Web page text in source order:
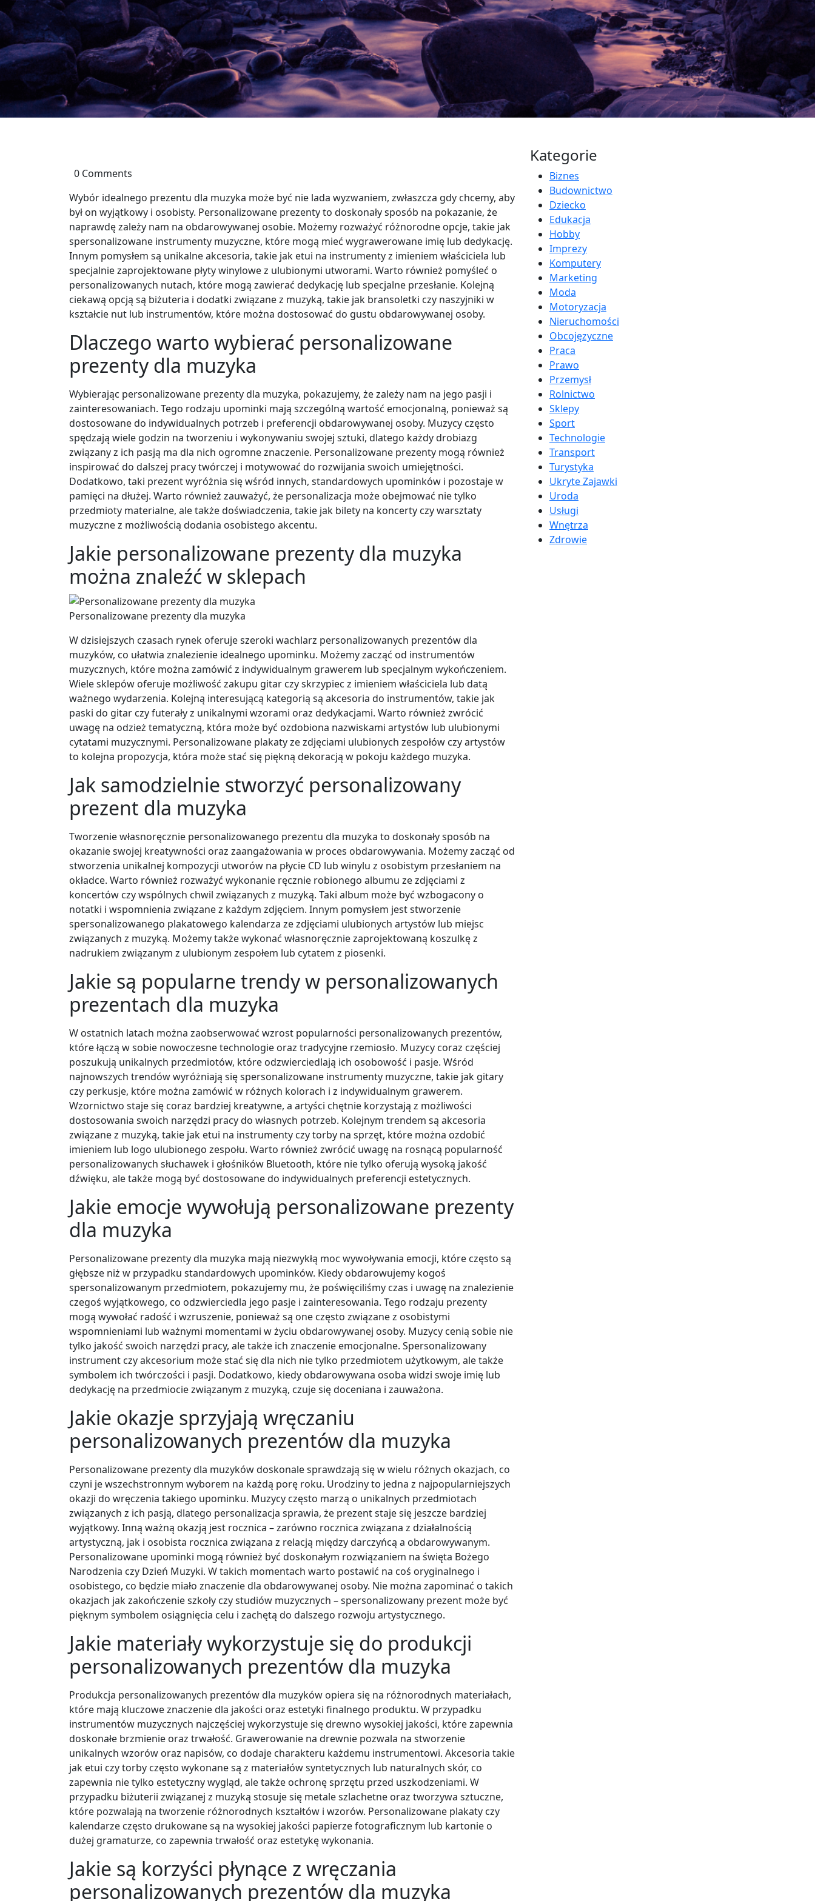
0 Comments
Wybór idealnego prezentu dla muzyka może być nie lada wyzwaniem, zwłaszcza gdy chcemy, aby
był on wyjątkowy i osobisty. Personalizowane prezenty to doskonały sposób na pokazanie, że
naprawdę zależy nam na obdarowywanej osobie. Możemy rozważyć różnorodne opcje, takie jak
spersonalizowane instrumenty muzyczne, które mogą mieć wygrawerowane imię lub dedykację.
Innym pomysłem są unikalne akcesoria, takie jak etui na instrumenty z imieniem właściciela lub
specjalnie zaprojektowane płyty winylowe z ulubionymi utworami. Warto również pomyśleć o
personalizowanych nutach, które mogą zawierać dedykację lub specjalne przesłanie. Kolejną
ciekawą opcją są biżuteria i dodatki związane z muzyką, takie jak bransoletki czy naszyjniki w
kształcie nut lub instrumentów, które można dostosować do gustu obdarowywanej osoby.
Dlaczego warto wybierać personalizowane
prezenty dla muzyka
Wybierając personalizowane prezenty dla muzyka, pokazujemy, że zależy nam na jego pasji i
zainteresowaniach. Tego rodzaju upominki mają szczególną wartość emocjonalną, ponieważ są
dostosowane do indywidualnych potrzeb i preferencji obdarowywanej osoby. Muzycy często
spędzają wiele godzin na tworzeniu i wykonywaniu swojej sztuki, dlatego każdy drobiazg
związany z ich pasją ma dla nich ogromne znaczenie. Personalizowane prezenty mogą również
inspirować do dalszej pracy twórczej i motywować do rozwijania swoich umiejętności.
Dodatkowo, taki prezent wyróżnia się wśród innych, standardowych upominków i pozostaje w
pamięci na dłużej. Warto również zauważyć, że personalizacja może obejmować nie tylko
przedmioty materialne, ale także doświadczenia, takie jak bilety na koncerty czy warsztaty
muzyczne z możliwością dodania osobistego akcentu.
Jakie personalizowane prezenty dla muzyka
można znaleźć w sklepach
Personalizowane prezenty dla muzyka
W dzisiejszych czasach rynek oferuje szeroki wachlarz personalizowanych prezentów dla
muzyków, co ułatwia znalezienie idealnego upominku. Możemy zacząć od instrumentów
muzycznych, które można zamówić z indywidualnym grawerem lub specjalnym wykończeniem.
Wiele sklepów oferuje możliwość zakupu gitar czy skrzypiec z imieniem właściciela lub datą
ważnego wydarzenia. Kolejną interesującą kategorią są akcesoria do instrumentów, takie jak
paski do gitar czy futerały z unikalnymi wzorami oraz dedykacjami. Warto również zwrócić
uwagę na odzież tematyczną, która może być ozdobiona nazwiskami artystów lub ulubionymi
cytatami muzycznymi. Personalizowane plakaty ze zdjęciami ulubionych zespołów czy artystów
to kolejna propozycja, która może stać się piękną dekoracją w pokoju każdego muzyka.
Jak samodzielnie stworzyć personalizowany
prezent dla muzyka
Tworzenie własnoręcznie personalizowanego prezentu dla muzyka to doskonały sposób na
okazanie swojej kreatywności oraz zaangażowania w proces obdarowywania. Możemy zacząć od
stworzenia unikalnej kompozycji utworów na płycie CD lub winylu z osobistym przesłaniem na
okładce. Warto również rozważyć wykonanie ręcznie robionego albumu ze zdjęciami z
koncertów czy wspólnych chwil związanych z muzyką. Taki album może być wzbogacony o
notatki i wspomnienia związane z każdym zdjęciem. Innym pomysłem jest stworzenie
spersonalizowanego plakatowego kalendarza ze zdjęciami ulubionych artystów lub miejsc
związanych z muzyką. Możemy także wykonać własnoręcznie zaprojektowaną koszulkę z
nadrukiem związanym z ulubionym zespołem lub cytatem z piosenki.
Jakie są popularne trendy w personalizowanych
prezentach dla muzyka
W ostatnich latach można zaobserwować wzrost popularności personalizowanych prezentów,
które łączą w sobie nowoczesne technologie oraz tradycyjne rzemiosło. Muzycy coraz częściej
poszukują unikalnych przedmiotów, które odzwierciedlają ich osobowość i pasje. Wśród
najnowszych trendów wyróżniają się spersonalizowane instrumenty muzyczne, takie jak gitary
czy perkusje, które można zamówić w różnych kolorach i z indywidualnym grawerem.
Wzornictwo staje się coraz bardziej kreatywne, a artyści chętnie korzystają z możliwości
dostosowania swoich narzędzi pracy do własnych potrzeb. Kolejnym trendem są akcesoria
związane z muzyką, takie jak etui na instrumenty czy torby na sprzęt, które można ozdobić
imieniem lub logo ulubionego zespołu. Warto również zwrócić uwagę na rosnącą popularność
personalizowanych słuchawek i głośników Bluetooth, które nie tylko oferują wysoką jakość
dźwięku, ale także mogą być dostosowane do indywidualnych preferencji estetycznych.
Jakie emocje wywołują personalizowane prezenty
dla muzyka
Personalizowane prezenty dla muzyka mają niezwykłą moc wywoływania emocji, które często są
głębsze niż w przypadku standardowych upominków. Kiedy obdarowujemy kogoś
spersonalizowanym przedmiotem, pokazujemy mu, że poświęciliśmy czas i uwagę na znalezienie
czegoś wyjątkowego, co odzwierciedla jego pasje i zainteresowania. Tego rodzaju prezenty
mogą wywołać radość i wzruszenie, ponieważ są one często związane z osobistymi
wspomnieniami lub ważnymi momentami w życiu obdarowywanej osoby. Muzycy cenią sobie nie
tylko jakość swoich narzędzi pracy, ale także ich znaczenie emocjonalne. Spersonalizowany
instrument czy akcesorium może stać się dla nich nie tylko przedmiotem użytkowym, ale także
symbolem ich twórczości i pasji. Dodatkowo, kiedy obdarowywana osoba widzi swoje imię lub
dedykację na przedmiocie związanym z muzyką, czuje się doceniana i zauważona.
Jakie okazje sprzyjają wręczaniu
personalizowanych prezentów dla muzyka
Personalizowane prezenty dla muzyków doskonale sprawdzają się w wielu różnych okazjach, co
czyni je wszechstronnym wyborem na każdą porę roku. Urodziny to jedna z najpopularniejszych
okazji do wręczenia takiego upominku. Muzycy często marzą o unikalnych przedmiotach
związanych z ich pasją, dlatego personalizacja sprawia, że prezent staje się jeszcze bardziej
wyjątkowy. Inną ważną okazją jest rocznica – zarówno rocznica związana z działalnością
artystyczną, jak i osobista rocznica związana z relacją między darczyńcą a obdarowywanym.
Personalizowane upominki mogą również być doskonałym rozwiązaniem na święta Bożego
Narodzenia czy Dzień Muzyki. W takich momentach warto postawić na coś oryginalnego i
osobistego, co będzie miało znaczenie dla obdarowywanej osoby. Nie można zapominać o takich
okazjach jak zakończenie szkoły czy studiów muzycznych – spersonalizowany prezent może być
pięknym symbolem osiągnięcia celu i zachętą do dalszego rozwoju artystycznego.
Jakie materiały wykorzystuje się do produkcji
personalizowanych prezentów dla muzyka
Produkcja personalizowanych prezentów dla muzyków opiera się na różnorodnych materiałach,
które mają kluczowe znaczenie dla jakości oraz estetyki finalnego produktu. W przypadku
instrumentów muzycznych najczęściej wykorzystuje się drewno wysokiej jakości, które zapewnia
doskonałe brzmienie oraz trwałość. Grawerowanie na drewnie pozwala na stworzenie
unikalnych wzorów oraz napisów, co dodaje charakteru każdemu instrumentowi. Akcesoria takie
jak etui czy torby często wykonane są z materiałów syntetycznych lub naturalnych skór, co
zapewnia nie tylko estetyczny wygląd, ale także ochronę sprzętu przed uszkodzeniami. W
przypadku biżuterii związanej z muzyką stosuje się metale szlachetne oraz tworzywa sztuczne,
które pozwalają na tworzenie różnorodnych kształtów i wzorów. Personalizowane plakaty czy
kalendarze często drukowane są na wysokiej jakości papierze fotograficznym lub kartonie o
dużej gramaturze, co zapewnia trwałość oraz estetykę wykonania.
Jakie są korzyści płynące z wręczania
personalizowanych prezentów dla muzyka
Kategorie
Biznes
Budownictwo
Dziecko
Edukacja
Hobby
Imprezy
Komputery
Marketing
Moda
Motoryzacja
Nieruchomości
Obcojęzyczne
Praca
Prawo
Przemysł
Rolnictwo
Sklepy
Sport
Technologie
Transport
Turystyka
Ukryte Zajawki
Uroda
Usługi
Wnętrza
Zdrowie